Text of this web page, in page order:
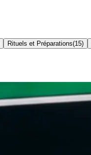
Rituels et Préparations(15)